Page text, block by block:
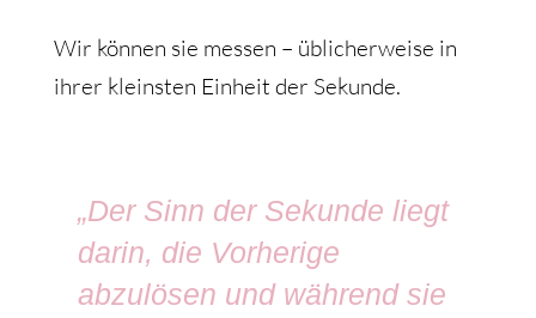
Wir können sie messen – üblicherweise in
ihrer kleinsten Einheit der Sekunde.
„Der Sinn der Sekunde liegt
darin, die Vorherige
abzulösen und während sie